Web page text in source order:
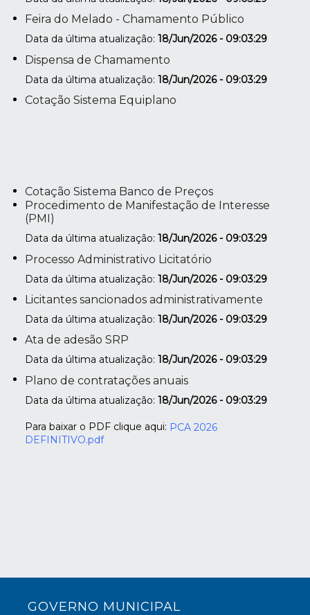
Feira do Melado - Chamamento Público
Data da última atualização:18/Jun/2026 - 09:03:29
Dispensa de Chamamento
Data da última atualização:18/Jun/2026 - 09:03:29
Cotação Sistema Equiplano
Cotação Sistema Banco de Preços
Procedimento de Manifestação de Interesse
(PMI)
Data da última atualização:18/Jun/2026 - 09:03:29
Processo Administrativo Licitatório
Data da última atualização:18/Jun/2026 - 09:03:29
Licitantes sancionados administrativamente
Data da última atualização:18/Jun/2026 - 09:03:29
Ata de adesão SRP
Data da última atualização:18/Jun/2026 - 09:03:29
Plano de contratações anuais
Data da última atualização:18/Jun/2026 - 09:03:29
Para baixar o PDF clique aqui: PCA 2026
DEFINITIVO.pdf
GOVERNO MUNICIPAL